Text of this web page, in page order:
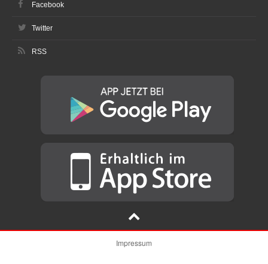
Facebook
Twitter
RSS
Impressum